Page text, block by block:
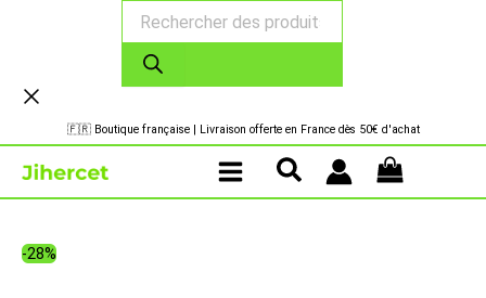
produits
🇫🇷 Boutique française | Livraison offerte en France dès 50€ d'achat
-28%